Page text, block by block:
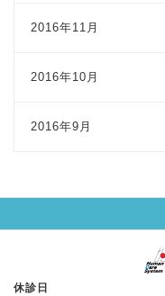
2016年11月
2016年10月
2016年9月
休診日